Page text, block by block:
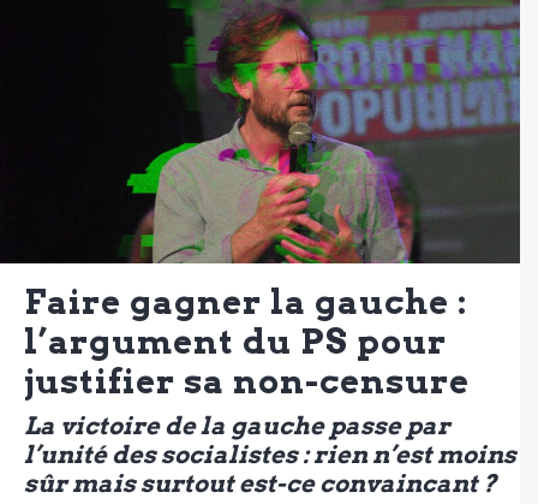
Faire gagner la gauche :
l’argument du PS pour
justifier sa non-censure
La victoire de la gauche passe par
l’unité des socialistes : rien n’est moins
sûr mais surtout est-ce convaincant ?